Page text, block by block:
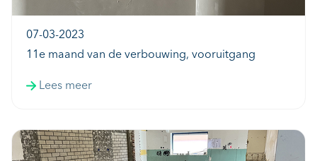
07-03-2023
11e maand van de verbouwing, vooruitgang
Lees meer